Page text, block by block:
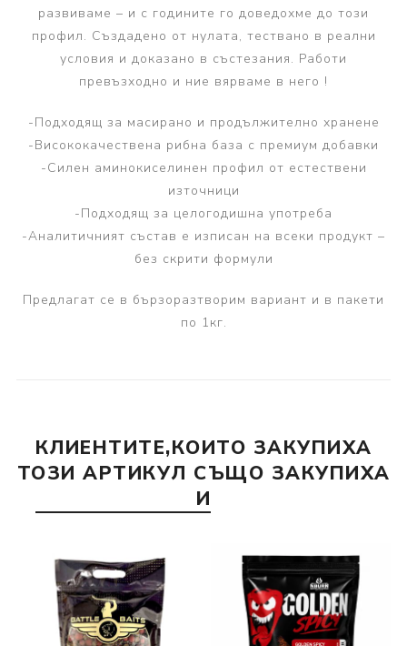
развиваме – и с годините го доведохме до този
профил. Създадено от нулата, тествано в реални
условия и доказано в състезания. Работи
превъзходно и ние вярваме в него !
-Подходящ за масирано и продължително хранене
-Висококачествена рибна база с премиум добавки
-Силен аминокиселинен профил от естествени
източници
-Подходящ за целогодишна употреба
-Аналитичният състав е изписан на всеки продукт –
без скрити формули
Предлагат се в бързоразтворим вариант и в пакети
по 1кг.
КЛИЕНТИТЕ,КОИТО ЗАКУПИХА
ТОЗИ АРТИКУЛ СЪЩО ЗАКУПИХА
И